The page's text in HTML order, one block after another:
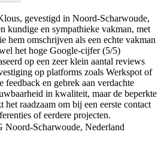
gevestigd in Noord‑Scharwoude,
kundige en sympathieke vakman, met
hem omschrijven als een echte vakman
het hoge Google‑cijfer (5/5)
op een zeer klein aantal reviews
op platforms zoals Werkspot of
en gebrek aan verdachte
in kwaliteit, maar de beperkte
raadzaam om bij een eerste contact
of eerdere projecten.
Noord-Scharwoude, Nederland